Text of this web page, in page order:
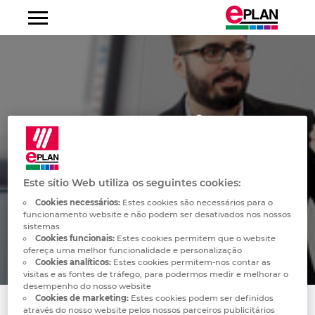
EPLAN Fluid
Visao geral
Construção de máquinas e instalações
Fabricantes de Componentes
Indústria Automóvel
Alimentação e Bebidas
Indústria de Processos
Energia
Sistemas energéticos descentralizados
Marítimo
Engenharia de Fluidos
Cablagens
Engenharia de Processos
Engenharia Elétrica, Instrumentação e Controlo
(EI&C)
Serviço e Manutenção
EPLAN Pro Panel
EPLAN Smart Production
EPLAN Preplanning
EPLAN Engineering Configuration
EPLAN Cable proD
EPLAN Harness proD
Portefólio de Consultoria EPLAN
Formação
Cursos de Formação EPLAN Electric P8
Cursos de Formação EPLAN Pro Panel
Seminar overview EPLAN Preplanning
Seminar overview EPLAN Harness proD
Soluções para Clientes EPLAN
EPLAN Global Support
Transferências
EPLAN Experience
Conselho de Administração da EPLAN
Inovações
Novidades
Imprensa
Newsletter
Eventos
Friedhelm Loh Group
Australia
Austria
Belgium
Bosnien-Herzegovina
Brazil
Brunei
Este sítio Web utiliza os seguintes cookies:
Cookies necessários:Estes cookies são necessários para o
funcionamento website e não podem ser desativados nos nossos
sistemas
Cookies funcionais:Estes cookies permitem que o website
ofereça uma melhor funcionalidade e personalização
Cookies analíticos:Estes cookies permitem-nos contar as
visitas e as fontes de tráfego, para podermos medir e melhorar o
desempenho do nosso website
Cookies de marketing:Estes cookies podem ser definidos
através do nosso website pelos nossos parceiros publicitários